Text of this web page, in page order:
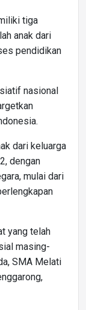
tiga
anak dari
pendidikan
nasional
dari keluarga
dengan
mulai dari
yang telah
masing-
SMA Melati